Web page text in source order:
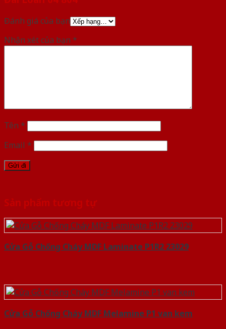
Đánh giá của bạn
Nhận xét của bạn *
Tên *
Email *
Sản phẩm tương tự
Cửa Gỗ Chống Cháy MDF Laminate P1R2 23029
Cửa Gỗ Chống Cháy MDF Melamine P1 van kem